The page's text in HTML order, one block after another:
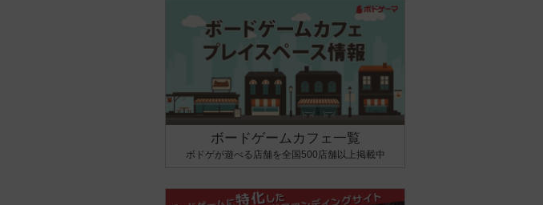
ボードゲームカフェ一覧
ボドゲが遊べる店舗を全国500店舗以上掲載中